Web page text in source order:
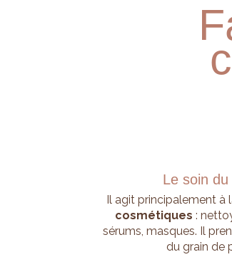
Le soin
Il agit principalement à
cosmétiques :
sérums, masques. Il
du grain de